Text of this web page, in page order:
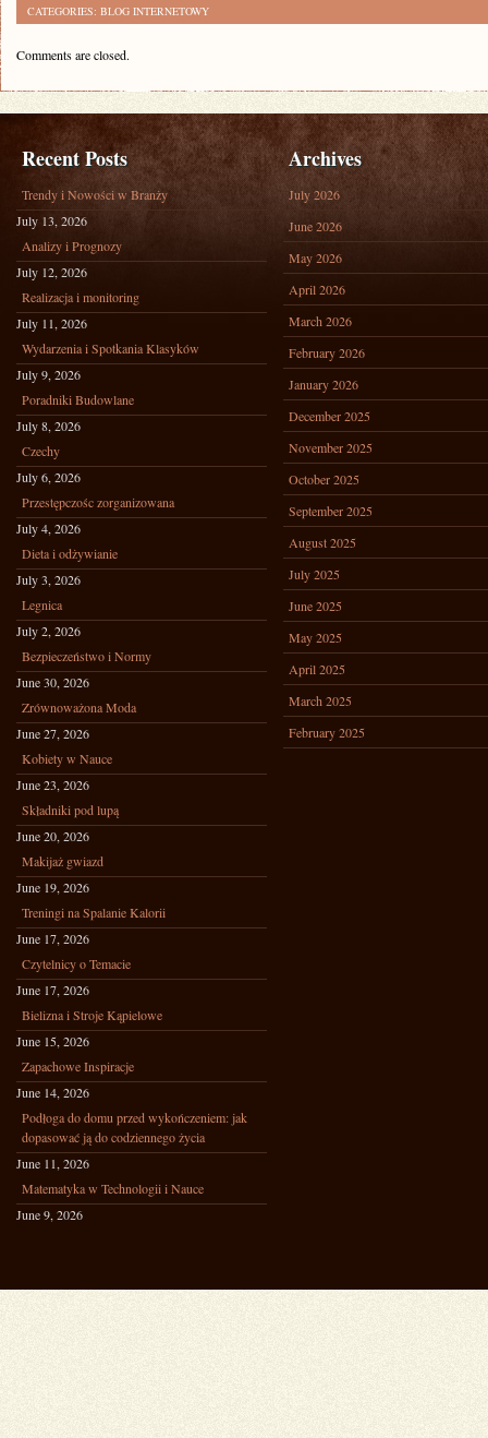
CATEGORIES: BLOG INTERNETOWY
Comments are closed.
Recent Posts
Trendy i Nowości w Branży
July 13, 2026
Analizy i Prognozy
July 12, 2026
Realizacja i monitoring
July 11, 2026
Wydarzenia i Spotkania Klasyków
July 9, 2026
Poradniki Budowlane
July 8, 2026
Czechy
July 6, 2026
Przestępczośc zorganizowana
July 4, 2026
Dieta i odżywianie
July 3, 2026
Legnica
July 2, 2026
Bezpieczeństwo i Normy
June 30, 2026
Zrównoważona Moda
June 27, 2026
Kobiety w Nauce
June 23, 2026
Składniki pod lupą
June 20, 2026
Makijaż gwiazd
June 19, 2026
Treningi na Spalanie Kalorii
June 17, 2026
Czytelnicy o Temacie
June 17, 2026
Bielizna i Stroje Kąpielowe
June 15, 2026
Zapachowe Inspiracje
June 14, 2026
Podłoga do domu przed wykończeniem: jak
dopasować ją do codziennego życia
June 11, 2026
Matematyka w Technologii i Nauce
June 9, 2026
Archives
July 2026
June 2026
May 2026
April 2026
March 2026
February 2026
January 2026
December 2025
November 2025
October 2025
September 2025
August 2025
July 2025
June 2025
May 2025
April 2025
March 2025
February 2025